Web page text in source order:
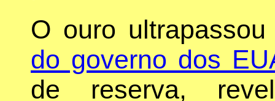
O ouro
do governo dos
de reserva,